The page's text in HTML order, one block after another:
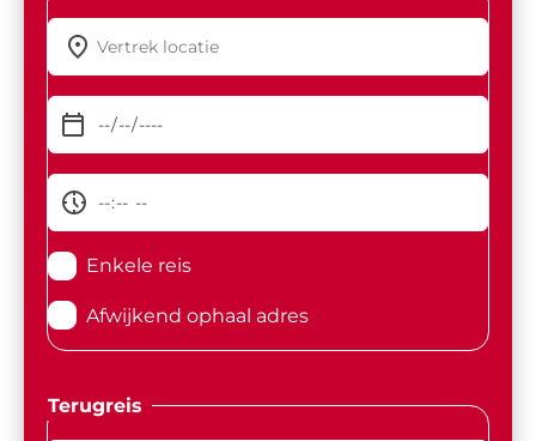
Enkele reis
Afwijkend ophaal adres
Terugreis